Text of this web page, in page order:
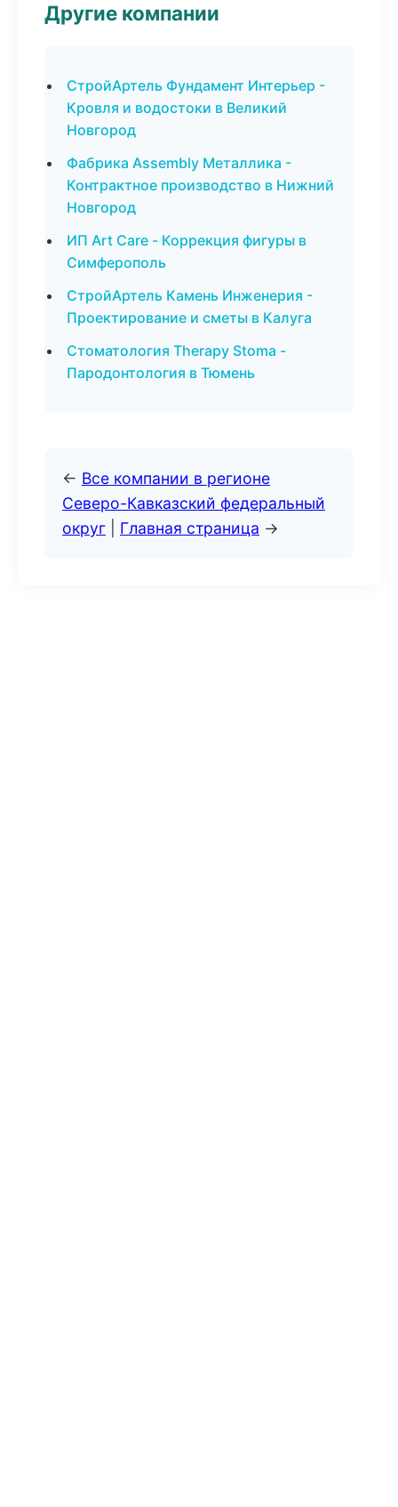
Другие компании
СтройАртель Фундамент Интерьер -
Кровля и водостоки в Великий
Новгород
Фабрика Assembly Металлика -
Контрактное производство в Нижний
Новгород
ИП Art Care - Коррекция фигуры в
Симферополь
СтройАртель Камень Инженерия -
Проектирование и сметы в Калуга
Стоматология Therapy Stoma -
Пародонтология в Тюмень
← Все компании в регионе
Северо-Кавказский федеральный
округ
Главная страница →